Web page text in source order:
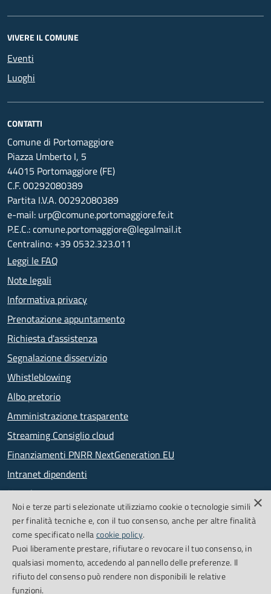
VIVERE IL COMUNE
Eventi
Luoghi
CONTATTI
Comune di Portomaggiore
Piazza Umberto I, 5
44015 Portomaggiore (FE)
C.F. 00292080389
Partita I.V.A. 00292080389
e-mail: urp@comune.portomaggiore.fe.it
P.E.C.: comune.portomaggiore@legalmail.it
Centralino: +39 0532.323.011
Leggi le FAQ
Note legali
Informativa privacy
Prenotazione appuntamento
Richiesta d'assistenza
Segnalazione disservizio
Whistleblowing
Albo pretorio
Amministrazione trasparente
Streaming Consiglio cloud
Finanziamenti PNRR NextGeneration EU
Intranet dipendenti
Newsletter
PagoPA
SEGUICI SU
FacebookFeed RSS
×
Noi e terze parti selezionate utilizziamo cookie o tecnologie simili
per finalità tecniche e, con il tuo consenso, anche per altre finalità
come specificato nellacookie policy.
Puoi liberamente prestare, rifiutare o revocare il tuo consenso, in
qualsiasi momento, accedendo al pannello delle preferenze. Il
rifiuto del consenso può rendere non disponibili le relative
funzioni.